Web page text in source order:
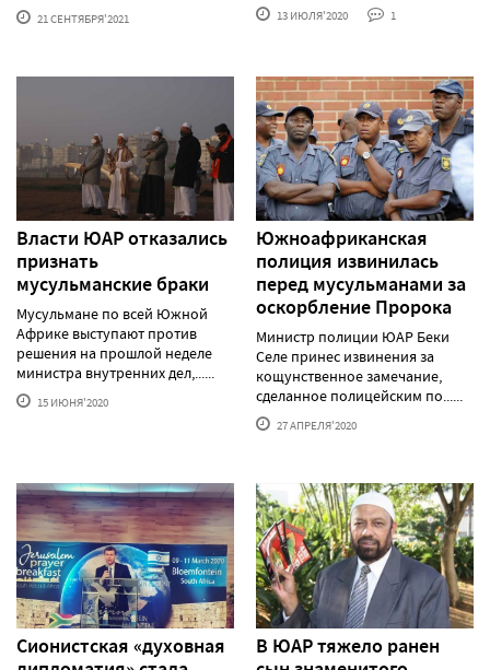
21 СЕНТЯБРЯ'2021 13 ИЮЛЯ'2020 1
Власти ЮАР отказались
признать
мусульманские браки
Мусульмане по всей Южной
Африке выступают против
решения на прошлой неделе
министра внутренних дел,......
15 ИЮНЯ'2020
Южноафриканская
полиция извинилась
перед мусульманами за
оскорбление Пророка
Министр полиции ЮАР Беки
Селе принес извинения за
кощунственное замечание,
сделанное полицейским по......
27 АПРЕЛЯ'2020
Сионистская «духовная
В ЮАР тяжело ранен